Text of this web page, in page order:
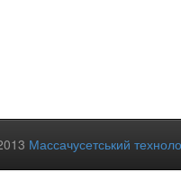
Массачусетський